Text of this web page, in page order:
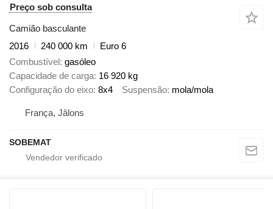
Preço sob consulta
Camião basculante
2016
240 000 km
Euro 6
Combustível gasóleo
Capacidade de carga 16 920 kg
Configuração do eixo 8x4 Suspensão mola/mola
França, Jâlons
SOBEMAT